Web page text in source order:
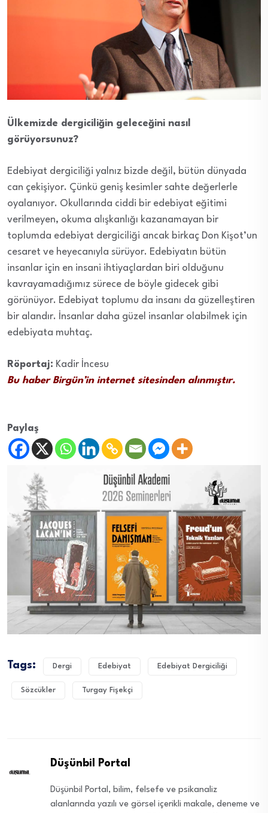
Ülkemizde dergiciliğin geleceğini nasıl
görüyorsunuz?
Edebiyat dergiciliği yalnız bizde değil, bütün dünyada
can çekişiyor. Çünkü geniş kesimler sahte değerlerle
oyalanıyor. Okullarında ciddi bir edebiyat eğitimi
verilmeyen, okuma alışkanlığı kazanamayan bir
toplumda edebiyat dergiciliği ancak birkaç Don Kişot’un
cesaret ve heyecanıyla sürüyor. Edebiyatın bütün
insanlar için en insani ihtiyaçlardan biri olduğunu
kavrayamadığımız sürece de böyle gidecek gibi
görünüyor. Edebiyat toplumu da insanı da güzelleştiren
bir alandır. İnsanlar daha güzel insanlar olabilmek için
edebiyata muhtaç.
Röportaj: Kadir İncesu
Bu haber Birgün’in internet sitesinden alınmıştır.
Paylaş
Tags: Dergi Edebiyat Edebiyat Dergiciliği
Sözcükler Turgay Fişekçi
Düşünbil Portal
Düşünbil Portal, bilim, felsefe ve psikanaliz
alanlarında yazılı ve görsel içerikli makale, deneme ve